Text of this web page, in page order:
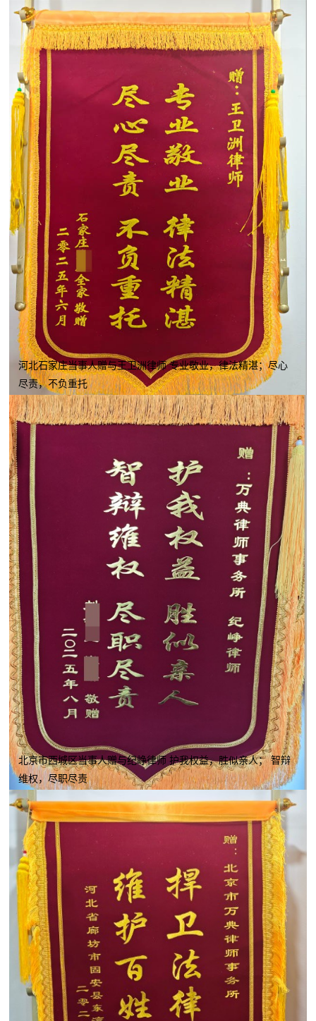
河北石家庄当事人赠与王卫洲律师 专业敬业，律法精湛；尽心
尽责，不负重托
北京市西城区当事人赠与纪峥律师 护我权益，胜似亲人； 智辩
维权，尽职尽责